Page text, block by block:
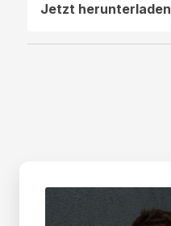
Jetzt herunterladen